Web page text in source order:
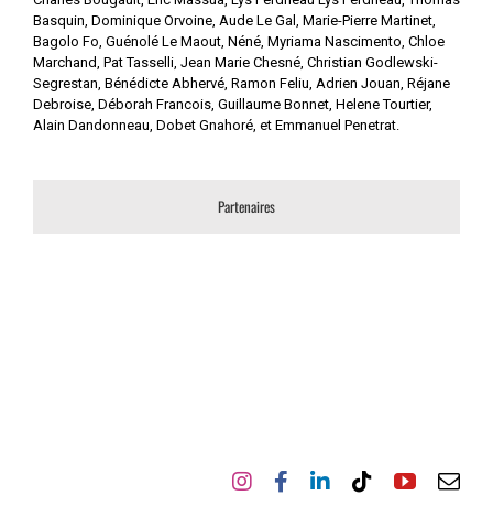
Basquin, Dominique Orvoine, Aude Le Gal, Marie-Pierre Martinet,
Bagolo Fo, Guénolé Le Maout, Néné, Myriama Nascimento, Chloe
Marchand, Pat Tasselli, Jean Marie Chesné, Christian Godlewski-
Segrestan, Bénédicte Abhervé, Ramon Feliu, Adrien Jouan, Réjane
Debroise, Déborah Francois, Guillaume Bonnet, Helene Tourtier,
Alain Dandonneau, Dobet Gnahoré, et Emmanuel Penetrat.
Partenaires